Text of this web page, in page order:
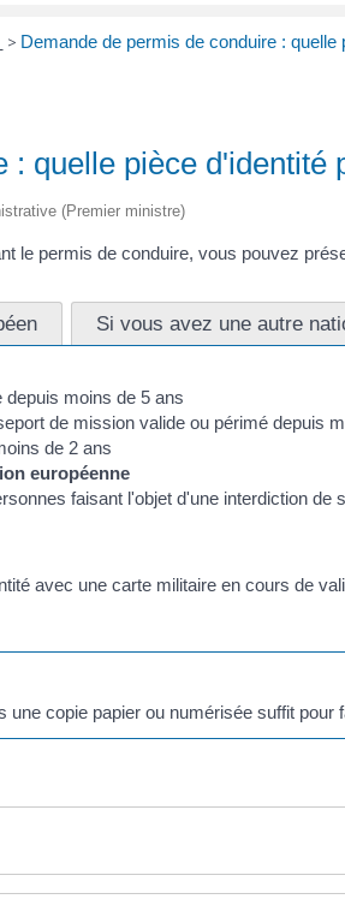
> Demande de permis de conduire :
quelle pièce d'identité
(Premier ministre)
le permis de conduire, vous pouvez
Si vous avez une autre
depuis moins de 5 ans
de mission valide ou périmé depuis
de 2 ans
européenne
faisant l'objet d'une interdiction de
avec une carte militaire en cours de
copie papier ou numérisée suffit pour